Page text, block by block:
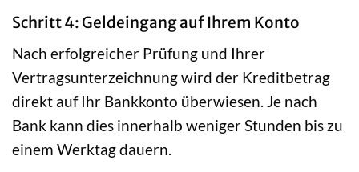
Schritt 4: Geldeingang auf Ihrem Konto
Nach erfolgreicher Prüfung und Ihrer
Vertragsunterzeichnung wird der Kreditbetrag
direkt auf Ihr Bankkonto überwiesen. Je nach
Bank kann dies innerhalb weniger Stunden bis zu
einem Werktag dauern.